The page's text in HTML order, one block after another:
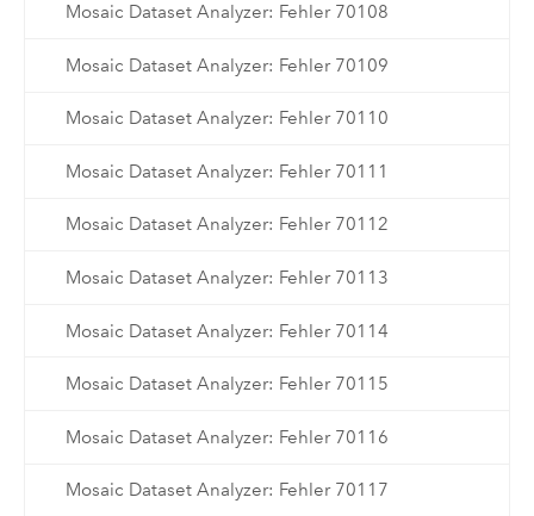
Mosaic Dataset Analyzer: Fehler 70108
Mosaic Dataset Analyzer: Fehler 70109
Mosaic Dataset Analyzer: Fehler 70110
Mosaic Dataset Analyzer: Fehler 70111
Mosaic Dataset Analyzer: Fehler 70112
Mosaic Dataset Analyzer: Fehler 70113
Mosaic Dataset Analyzer: Fehler 70114
Mosaic Dataset Analyzer: Fehler 70115
Mosaic Dataset Analyzer: Fehler 70116
Mosaic Dataset Analyzer: Fehler 70117